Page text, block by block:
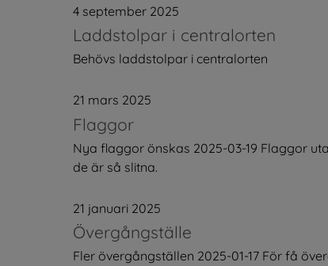
4 september 2025
Laddstolpar i centralorten
Behövs laddstolpar i centralorten
21 mars 2025
Flaggor
Nya flaggor önskas 2025-03-19 Flaggor
de är så slitna.
21 januari 2025
Övergångställe
Fler övergångställen 2025-01-17 För få